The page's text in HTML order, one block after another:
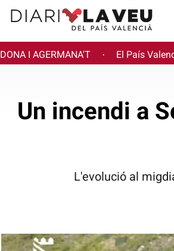
DONA I AGERMANA'T · El País
Un incendi a
L'evolució al